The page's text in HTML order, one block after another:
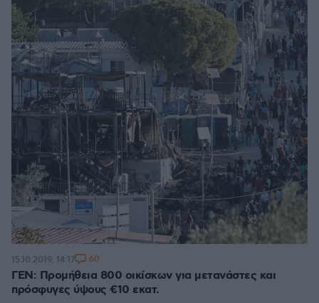
ΓΕΝ: Προμήθεια 800 οικίσκων για μετανάστες και
πρόσφυγες ύψους €10 εκατ.
15.10.2019, 14:17 60